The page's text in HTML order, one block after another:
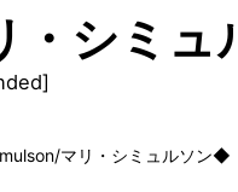
・シミュ
]
マリ・シミュルソン◆